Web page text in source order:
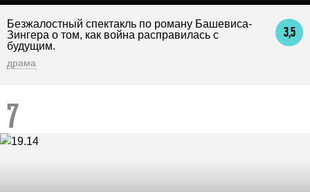
3,5
Безжалостный спектакль по роману Башевиса-
Зингера о том, как война расправилась с
будущим.
драма